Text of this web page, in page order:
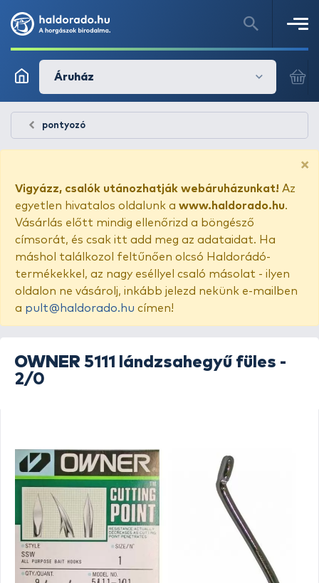
Áruház
pontyozó
×
Vigyázz, csalók utánozhatják webáruházunkat! Az
egyetlen hivatalos oldalunk a www.haldorado.hu.
Vásárlás előtt mindig ellenőrizd a böngésző
címsorát, és csak itt add meg az adataidat. Ha
máshol találkozol feltűnően olcsó Haldorádó-
termékekkel, az nagy eséllyel csaló másolat - ilyen
oldalon ne vásárolj, inkább jelezd nekünk e-mailben
a pult@haldorado.hu címen!
OWNER 5111 lándzsahegyű füles -
2/0